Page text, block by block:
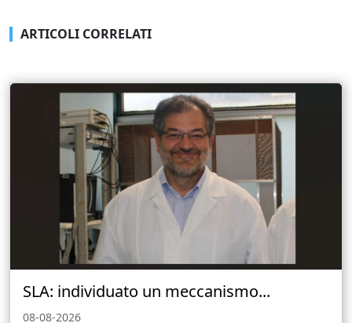
ARTICOLI CORRELATI
SLA: individuato un meccanismo...
08-08-2026